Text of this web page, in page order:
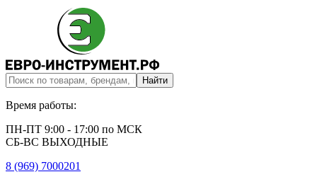
Время работы:
ПН-ПТ 9:00 - 17:00 по МСК
СБ-ВС ВЫХОДНЫЕ
8 (969) 7000201